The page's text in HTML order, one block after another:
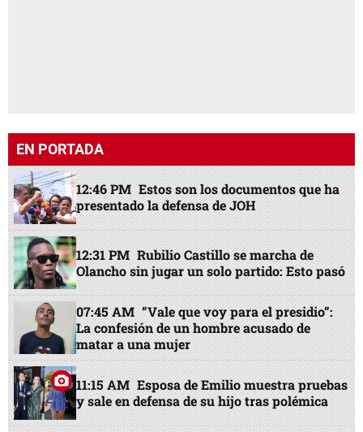
EN PORTADA
12:46 PM Estos son los documentos que ha
presentado la defensa de JOH
12:31 PM Rubilio Castillo se marcha de
Olancho sin jugar un solo partido: Esto pasó
07:45 AM “Vale que voy para el presidio”:
La confesión de un hombre acusado de
matar a una mujer
11:15 AM Esposa de Emilio muestra pruebas
y sale en defensa de su hijo tras polémica